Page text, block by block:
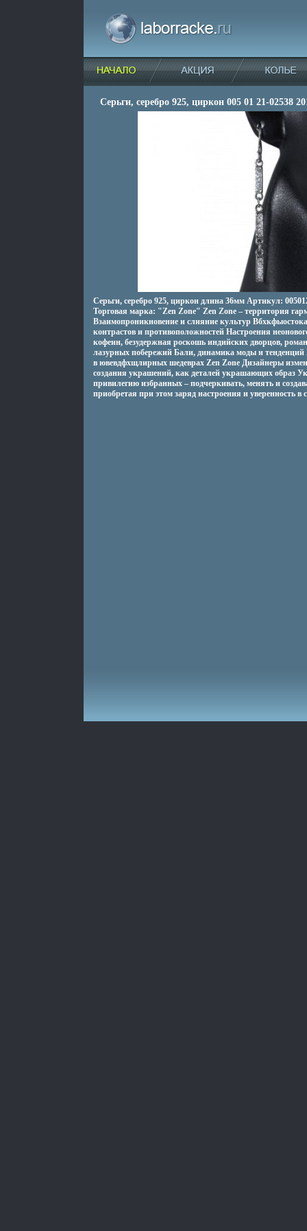
Серьги, серебро 925, циркон 005 01 21-02538
Серьги, серебро 925, циркон длина 36мм Артикул:
Торговая марка: "Zen Zone" Zen Zone – территория
Взаимопроникновение и слияние культур
контрастов и противоположностей Настроения
кофеин, безудержная роскошь индийских дворцов,
лазурных побережий Бали, динамика моды и тенденций
в ювевдфхщлирных шедеврах Zen Zone Дизайнеры
создания украшений, как деталей украшающих образ
привилегию избранных – подчеркивать, менять и
приобретая при этом заряд настроения и уверенность в